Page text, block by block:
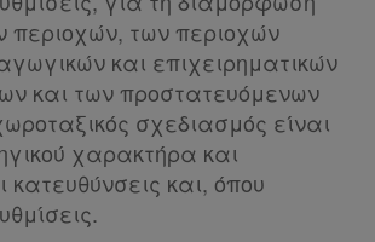
9 [-]
περιοχών, των περιοχών
και επιχειρηματικών
και των προστατευόμενων
σχεδιασμός είναι
χαρακτήρα και
και, όπου